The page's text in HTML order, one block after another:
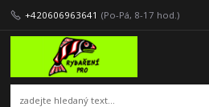
+420606963641 (Po-Pá, 8-17 hod.)